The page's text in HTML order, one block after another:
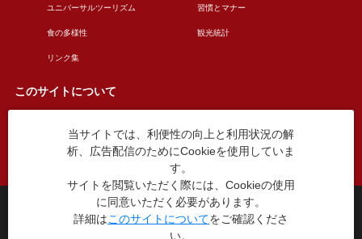
ユニバーサルツーリズム 習慣とマナー
食の多様性 観光統計
リンク集
このサイトについて
このサイトについて 広告掲載について
お問い合わせ
台東区役所観光課
〒110-8615 東京都台東区東上野4丁目5番6号
TEL：03-5246-1151
当サイトでは、利便性の向上と利用状況の解
析、広告配信のためにCookieを使用していま
す。
サイトを閲覧いただく際には、Cookieの使用
に同意いただく必要があります。
詳細はこのサイトについてをご確認くださ
い。